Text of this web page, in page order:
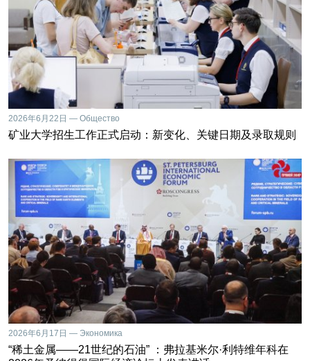
2026年6月22日 — Общество
矿业大学招生工作正式启动：新变化、关键日期及录取规则
2026年6月17日 — Экономика
“稀土金属——21世纪的石油” ：弗拉基米尔·利特维年科在